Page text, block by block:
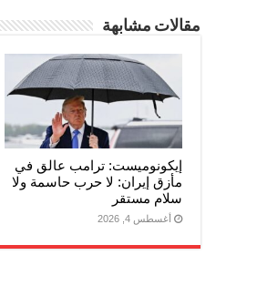
مقالات مشابهة
إيكونوميست: ترامب عالق في
مأزق إيران: لا حرب حاسمة ولا
سلام مستقر
أغسطس 4, 2026